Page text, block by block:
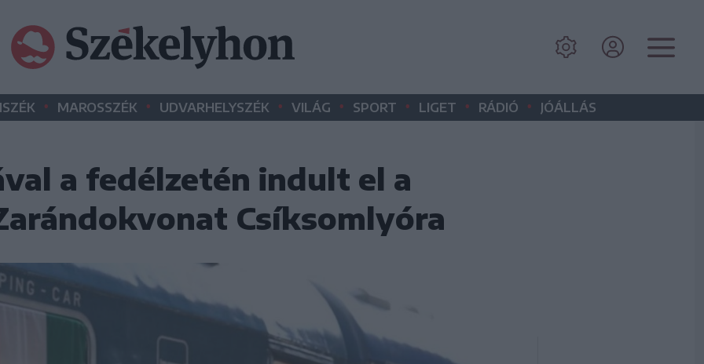
• MAROSSZÉK • UDVARHELYSZÉK • VILÁG • SPORT • LIGET • RÁDIÓ • JÓÁLLÁS
a fedélzetén indult el a
Csíksomlyóra